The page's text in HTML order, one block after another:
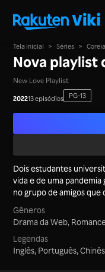
Tela inicial > Séries > Coreia
Nova playlist
New Love Playlist
202213 episódios PG-13
Dois estudantes
vida e de uma
no grupo de amigos que
Gêneros
Drama da Web,
Legendas
Inglês, Português,